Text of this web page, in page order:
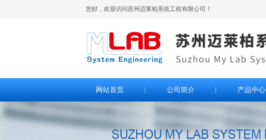
您好，欢迎访问苏州迈莱柏系统工程有限公司！
网站首页 公司简介 产品中心